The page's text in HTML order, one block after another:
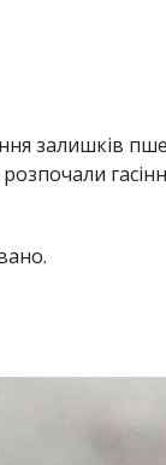
залишків